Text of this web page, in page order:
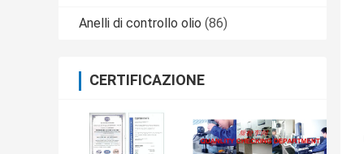
Anelli di controllo olio (86)
CERTIFICAZIONE